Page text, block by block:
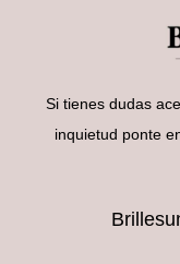
Si tienes dudas
inquietud ponte